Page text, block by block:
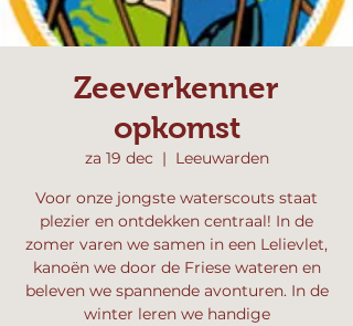
Zeeverkenner
opkomst
za 19 dec
  |
Leeuwarden
Voor onze jongste waterscouts staat
plezier en ontdekken centraal! In de
zomer varen we samen in een Lelievlet,
kanoën we door de Friese wateren en
beleven we spannende avonturen. In de
winter leren we handige